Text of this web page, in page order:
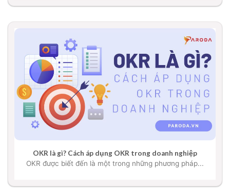
OKR là gì? Cách áp dụng OKR trong doanh nghiệp
OKR được biết đến là một trong những phương pháp...